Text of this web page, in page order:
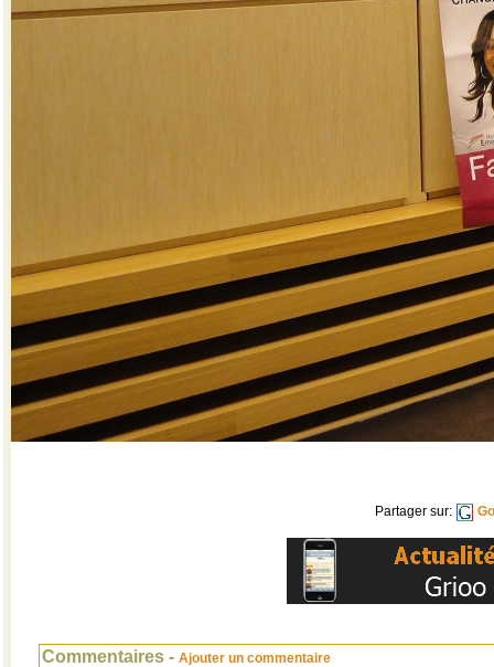
Partager sur:
Commentaires - Ajouter un commentaire